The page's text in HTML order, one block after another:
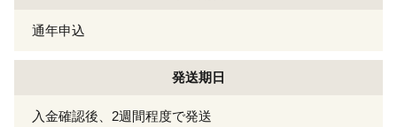
通年申込
発送期日
入金確認後、2週間程度で発送